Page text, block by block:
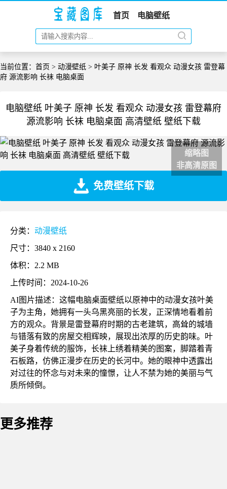
首页 电脑壁纸
当前位置： 首页 > 动漫壁纸 > 叶美子 原神 长发 看观众 动漫女孩 雷登幕
府 源流影响 长袜 电脑桌面
电脑壁纸 叶美子 原神 长发 看观众 动漫女孩 雷登幕府
源流影响 长袜 电脑桌面 高清壁纸 壁纸下载
缩略图
非高清原图
免费壁纸下载
分类： 动漫壁纸
尺寸：3840 x 2160
体积：2.2 MB
上传时间：2024-10-26
AI图片描述：这幅电脑桌面壁纸以原神中的动漫女孩叶美
子为主角，她拥有一头乌黑亮丽的长发，正深情地看着前
方的观众。背景是雷登幕府时期的古老建筑，高耸的城墙
与错落有致的房屋交相辉映，展现出浓厚的历史韵味。叶
美子身着传统的服饰，长袜上绣着精美的图案，脚踏着青
石板路，仿佛正漫步在历史的长河中。她的眼神中透露出
对过往的怀念与对未来的憧憬，让人不禁为她的美丽与气
质所倾倒。
更多推荐